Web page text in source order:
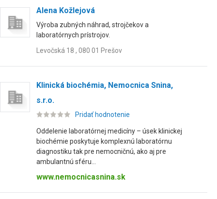
Alena Kožlejová
Výroba zubných náhrad, strojčekov a
laboratórnych prístrojov.
Levočská 18 , 080 01 Prešov
Klinická biochémia, Nemocnica Snina,
s.r.o.
Pridať hodnotenie
Oddelenie laboratórnej medicíny – úsek klinickej
biochémie poskytuje komplexnú laboratórnu
diagnostiku tak pre nemocničnú, ako aj pre
ambulantnú sféru...
www.nemocnicasnina.sk